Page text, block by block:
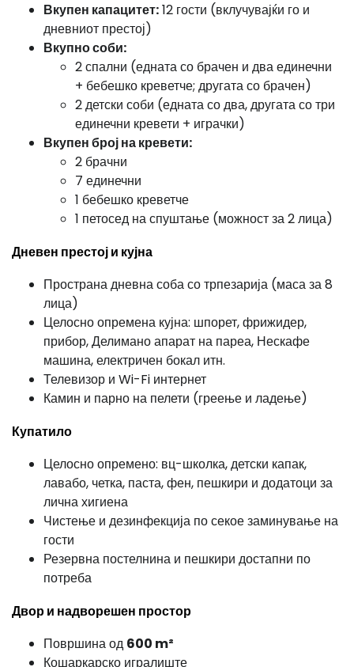
Вкупен капацитет:12 гости (вклучувајќи го и
дневниот престој)
Вкупно соби:
2 спални (едната со брачен и два единечни
+ бебешко креветче; другата со брачен)
2 детски соби (едната со два, другата со три
единечни кревети + играчки)
Вкупен број на кревети:
2 брачни
7 единечни
1 бебешко креветче
1 петосед на спуштање (можност за 2 лица)
Дневен престој и кујна
Пространа дневна соба со трпезарија (маса за 8
лица)
Целосно опремена кујна: шпорет, фрижидер,
прибор, Делимано апарат на пареа, Нескафе
машина, електричен бокал итн.
Телевизор и Wi-Fi интернет
Камин и парно на пелети (греење и ладење)
Купатило
Целосно опремено: вц-школка, детски капак,
лавабо, четка, паста, фен, пешкири и додатоци за
лична хигиена
Чистење и дезинфекција по секое заминување на
гости
Резервна постелнина и пешкири достапни по
потреба
Двор и надворешен простор
Површина од 600 m²
Кошаркарско игралиште